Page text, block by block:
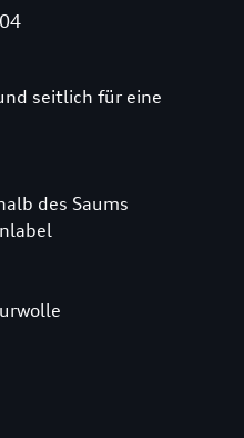
seitlich für eine
des Saums